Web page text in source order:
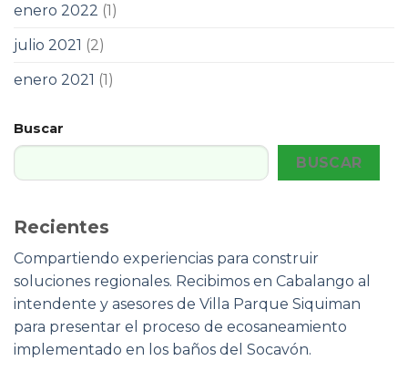
enero 2022 (1)
julio 2021 (2)
enero 2021 (1)
Buscar
BUSCAR
Recientes
Compartiendo experiencias para construir
soluciones regionales. Recibimos en Cabalango al
intendente y asesores de Villa Parque Siquiman
para presentar el proceso de ecosaneamiento
implementado en los baños del Socavón.